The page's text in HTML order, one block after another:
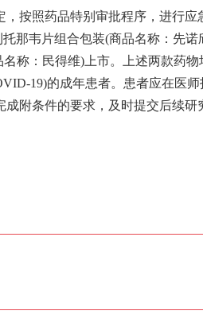
照药品特别审批程序，进行应
那韦片组合包装(商品名称：先
称：民得维)上市。上述两款药
19)的成年患者。患者应在医
附条件的要求，及时提交后续研